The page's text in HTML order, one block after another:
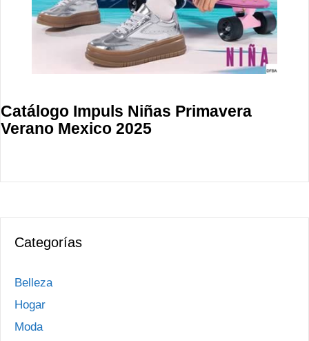
Catálogo Impuls Niñas Primavera
Verano Mexico 2025
Categorías
Belleza
Hogar
Moda